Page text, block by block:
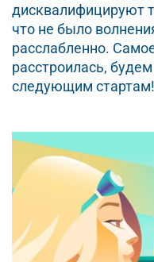
дисквалифицируют
что не было
расслабленно.
расстроилась,
следующим стартам!